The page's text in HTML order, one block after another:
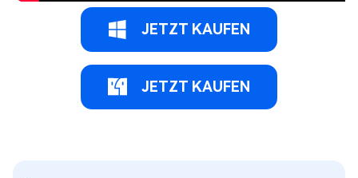
JETZT KAUFEN
JETZT KAUFEN